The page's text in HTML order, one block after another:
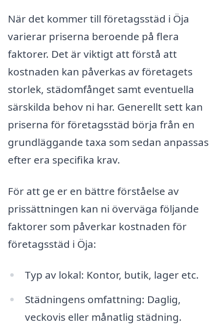
När det kommer till företagsstäd i Öja
varierar priserna beroende på flera
faktorer. Det är viktigt att förstå att
kostnaden kan påverkas av företagets
storlek, städomfånget samt eventuella
särskilda behov ni har. Generellt sett kan
priserna för företagsstäd börja från en
grundläggande taxa som sedan anpassas
efter era specifika krav.
För att ge er en bättre förståelse av
prissättningen kan ni överväga följande
faktorer som påverkar kostnaden för
företagsstäd i Öja:
Typ av lokal: Kontor, butik, lager etc.
Städningens omfattning: Daglig,
veckovis eller månatlig städning.